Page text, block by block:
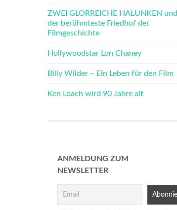
ZWEI GLORREICHE HALUNKEN und
der berühmteste Friedhof der
Filmgeschichte
Hollywoodstar Lon Chaney
Billy Wilder – Ein Leben für den Film
Ken Loach wird 90 Jahre alt
ANMELDUNG ZUM
NEWSLETTER